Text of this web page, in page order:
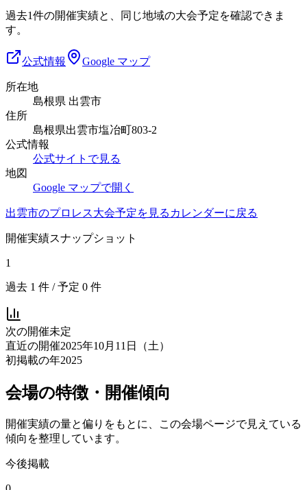
過去1件の開催実績と、同じ地域の大会予定を確認できま
す。
公式情報 Google マップ
所在地
島根県 出雲市
住所
島根県出雲市塩冶町803-2
公式情報
公式サイトで見る
地図
Google マップで開く
出雲市のプロレス大会予定を見る カレンダーに戻る
開催実績スナップショット
1
過去 1 件 / 予定 0 件
次の開催未定
直近の開催2025年10月11日（土）
初掲載の年2025
会場の特徴・開催傾向
開催実績の量と偏りをもとに、この会場ページで見えている
傾向を整理しています。
今後掲載